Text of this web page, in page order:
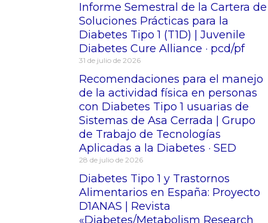
Informe Semestral de la Cartera de
Soluciones Prácticas para la
Diabetes Tipo 1 (T1D) | Juvenile
Diabetes Cure Alliance · pcd/pf
31 de julio de 2026
Recomendaciones para el manejo
de la actividad física en personas
con Diabetes Tipo 1 usuarias de
Sistemas de Asa Cerrada | Grupo
de Trabajo de Tecnologías
Aplicadas a la Diabetes · SED
28 de julio de 2026
Diabetes Tipo 1 y Trastornos
Alimentarios en España: Proyecto
D1ANAS | Revista
«Diabetes/Metabolism Research